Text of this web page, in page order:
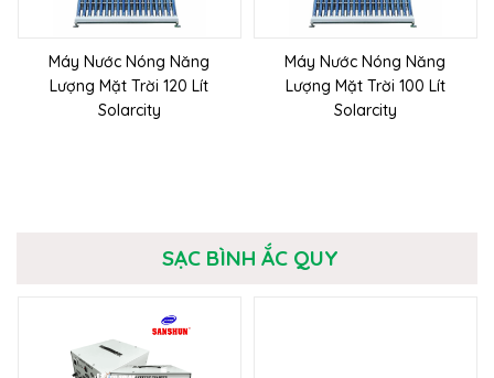
Máy Nước Nóng Năng
Lượng Mặt Trời 120 Lít
Solarcity
Máy Nước Nóng Năng
Lượng Mặt Trời 100 Lít
Solarcity
SẠC BÌNH ẮC QUY